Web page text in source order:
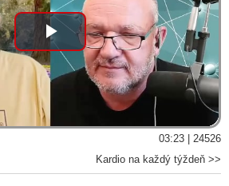
Play
Video
03:23 | 24526
Kardio na každý týždeň >>